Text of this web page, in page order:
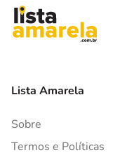
Lista Amarela
Sobre
Termos e Políticas